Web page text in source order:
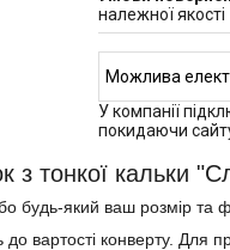
належної якості
У компанії
покидаючи
з тонкої кальки
будь-який ваш розмір та
вартості конверту. Для